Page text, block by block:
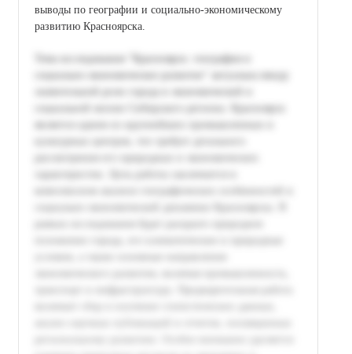
выводы по географии и социально-экономическому
развитию Красноярска.